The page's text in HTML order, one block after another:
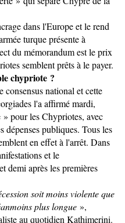
dans l'Europe et le rend
turque présente à
du mémorandum est le prix
semblent prêts à le payer.
chypriote ?
consensus national et cette
l'a affirmé mardi,
pour les Chypriotes, avec
dépenses publiques. Tous les
en effet à l'arrêt. Dans
et le
demi après les premières
soit moins violente que
plus longue »,
au quotidien Kathimerini.